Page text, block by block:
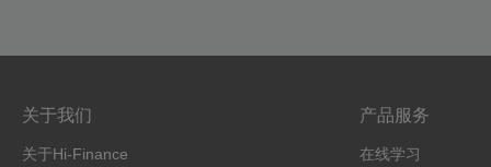
关于我们
关于Hi-Finance
产品服务
在线学习